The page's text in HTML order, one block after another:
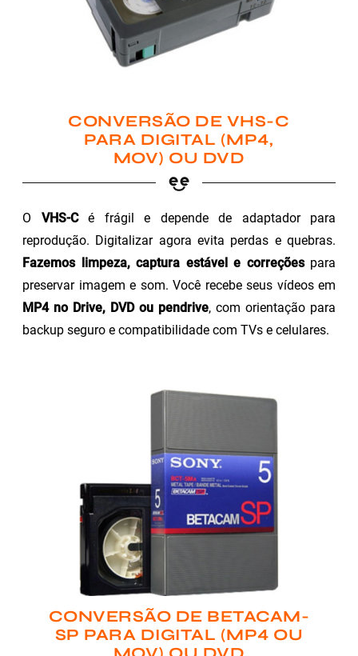
CONVERSÃO DE VHS-C
PARA DIGITAL (MP4,
MOV) OU DVD
O VHS-Cé frágil e depende de adaptador para
reprodução. Digitalizar agora evita perdas e quebras.
Fazemos limpeza, captura estável e correçõespara
preservar imagem e som. Você recebe seus vídeos em
MP4 no Drive, DVD ou pendrive, com orientação para
backup seguro e compatibilidade com TVs e celulares.
CONVERSÃO DE BETACAM-
SP PARA DIGITAL (MP4 OU